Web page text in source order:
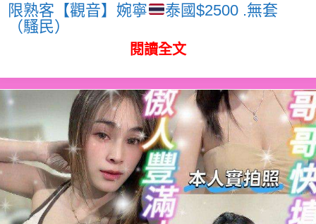
限熟客【觀音】婉寧
泰國$2500 .無套
（騷民）
閱讀全文